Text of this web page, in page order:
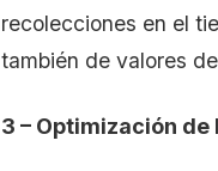
recolecciones en el
también de valores
3 – Optimización de